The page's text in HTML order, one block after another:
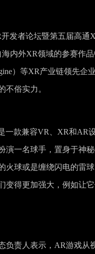
发者论坛暨第五届高通
海内外XR领域的参赛作
）等XR产业链领先企
不俗实力。
是一款兼容VR、XR和
演一名球手，置身于神
火球或是缠绕闪电的雷
变得更加强大，例如让
负责人表示，AR游戏从